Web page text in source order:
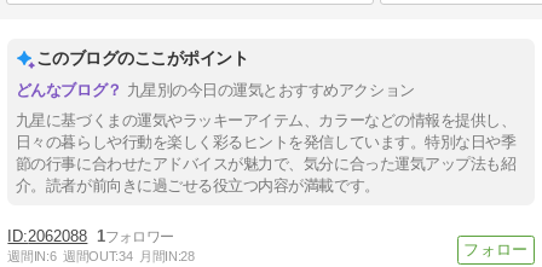
このブログのここがポイント
九星別の今日の運気とおすすめアクション
九星に基づくまの運気やラッキーアイテム、カラーなどの情報を提供し、
日々の暮らしや行動を楽しく彩るヒントを発信しています。特別な日や季
節の行事に合わせたアドバイスが魅力で、気分に合った運気アップ法も紹
介。読者が前向きに過ごせる役立つ内容が満載です。
2062088 1
週間IN:6 週間OUT:34 月間IN:28